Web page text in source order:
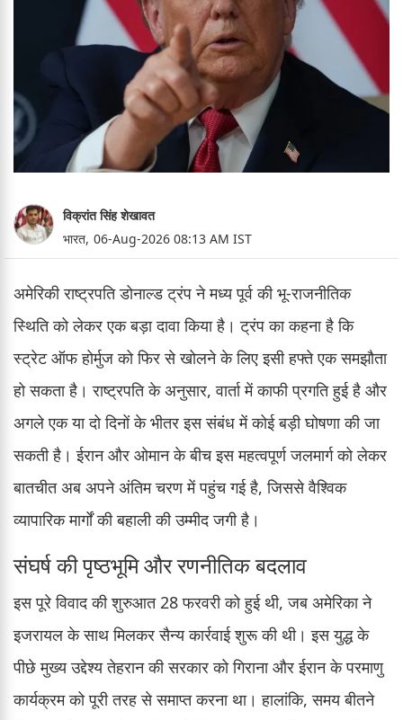
विक्रांत सिंह शेखावत
भारत, 06-Aug-2026 08:13 AM IST
अमेरिकी राष्ट्रपति डोनाल्ड ट्रंप ने मध्य पूर्व की भू-राजनीतिक
स्थिति को लेकर एक बड़ा दावा किया है। ट्रंप का कहना है कि
स्ट्रेट ऑफ होर्मुज को फिर से खोलने के लिए इसी हफ्ते एक समझौता
हो सकता है। राष्ट्रपति के अनुसार, वार्ता में काफी प्रगति हुई है और
अगले एक या दो दिनों के भीतर इस संबंध में कोई बड़ी घोषणा की जा
सकती है। ईरान और ओमान के बीच इस महत्वपूर्ण जलमार्ग को लेकर
बातचीत अब अपने अंतिम चरण में पहुंच गई है, जिससे वैश्विक
व्यापारिक मार्गों की बहाली की उम्मीद जगी है।
संघर्ष की पृष्ठभूमि और रणनीतिक बदलाव
इस पूरे विवाद की शुरुआत 28 फरवरी को हुई थी, जब अमेरिका ने
इजरायल के साथ मिलकर सैन्य कार्रवाई शुरू की थी। इस युद्ध के
पीछे मुख्य उद्देश्य तेहरान की सरकार को गिराना और ईरान के परमाणु
कार्यक्रम को पूरी तरह से समाप्त करना था। हालांकि, समय बीतने